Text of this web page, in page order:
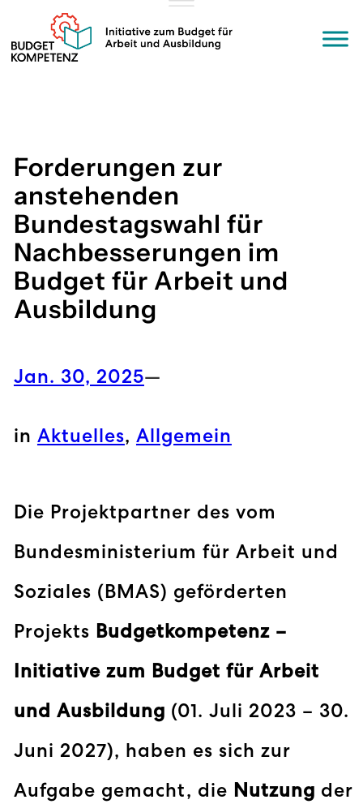
Inhalt
Forderungen zur
anstehenden
Bundestagswahl für
Nachbesserungen im
Budget für Arbeit und
Ausbildung
Jan. 30, 2025—
in Aktuelles, Allgemein
Die Projektpartner des vom
Bundesministerium für Arbeit und
Soziales (BMAS) geförderten
Projekts Budgetkompetenz –
Initiative zum Budget für Arbeit
und Ausbildung (01. Juli 2023 – 30.
Juni 2027), haben es sich zur
Aufgabe gemacht, die Nutzung der